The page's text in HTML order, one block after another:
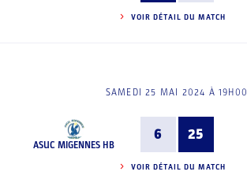
VOIR DÉTAIL DU MATCH
SAMEDI 25 MAI 2024 À 19H00
ASUC MIGENNES HB
6 25
VOIR DÉTAIL DU MATCH